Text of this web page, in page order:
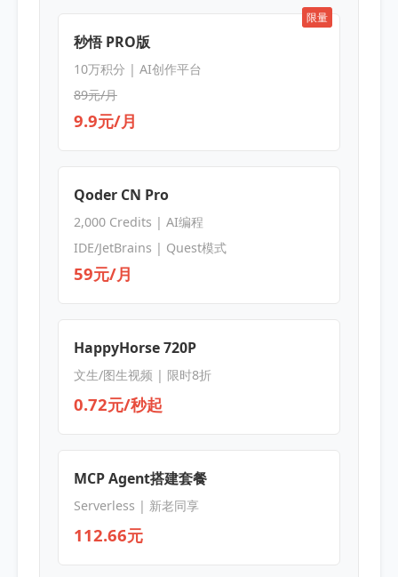
限量
秒悟 PRO版
10万积分 | AI创作平台
89元/月
9.9元/月
Qoder CN Pro
2,000 Credits | AI编程
IDE/JetBrains | Quest模式
59元/月
HappyHorse 720P
文生/图生视频 | 限时8折
0.72元/秒起
MCP Agent搭建套餐
Serverless | 新老同享
112.66元